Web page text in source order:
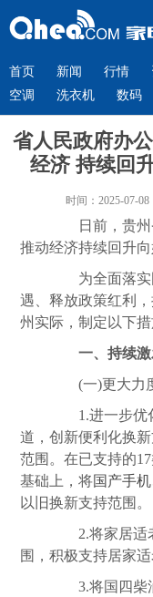
首页 新闻 行情
空调
洗衣机 数码
省人民政府办
经济 持续回
时间：2025-07-
日前，贵州
推动经济持续回升
为全面落实
遇、释放政策红利
州实际，制定以下措
一、持续激
(一)更大力度
1.进一步优化
道，创新便利化换
范围。在已支持的
基础上，将国产手机
以旧换新支持范围。
2.将家居适老
围，积极支持居家
3.将国四柴油